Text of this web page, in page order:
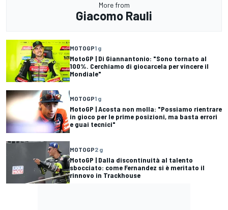
More from
Giacomo Rauli
MOTOGP1 g
MotoGP | Di Giannantonio: "Sono tornato al
100%. Cerchiamo di giocarcela per vincere il
Mondiale"
MOTOGP1 g
MotoGP | Acosta non molla: "Possiamo rientrare
in gioco per le prime posizioni, ma basta errori
e guai tecnici"
MOTOGP2 g
MotoGP | Dalla discontinuità al talento
sbocciato: come Fernandez si è meritato il
rinnovo in Trackhouse